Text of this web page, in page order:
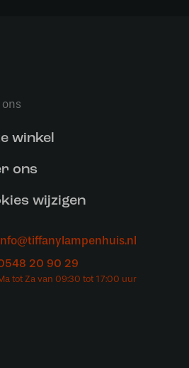
ons
winkel
ons
wijzigen
20 90 29